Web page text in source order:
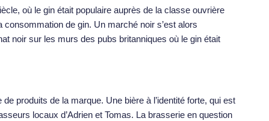
où le gin était populaire auprès de la classe ouvrière
de gin. Un marché noir s’est alors
noir sur les murs des pubs britanniques où le gin était
produits de la marque. Une bière à l’identité forte, qui est
locaux d’Adrien et Tomas. La brasserie en question